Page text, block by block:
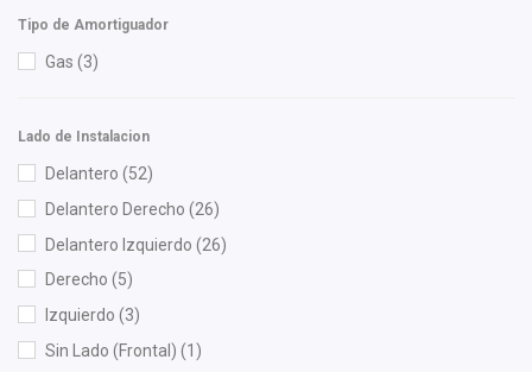
OEP
OTN(3)
Tipo de Amortiguador
Gas (3)
Lado de Instalacion
Delantero (52)
Delantero Derecho (26)
Delantero Izquierdo (26)
Derecho (5)
Izquierdo (3)
Sin Lado (Frontal) (1)